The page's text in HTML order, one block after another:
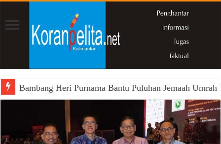
Bambang Heri Purnama Bantu Puluhan Jemaah